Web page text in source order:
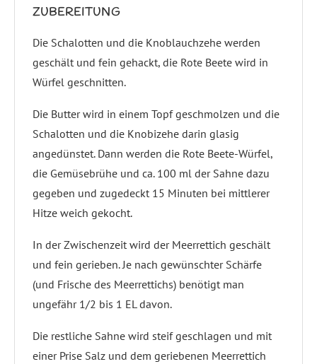
ZUBEREITUNG
Die Schalotten und die Knoblauchzehe werden
geschält und fein gehackt, die Rote Beete wird in
Würfel geschnitten.
Die Butter wird in einem Topf geschmolzen und die
Schalotten und die Knobizehe darin glasig
angedünstet. Dann werden die Rote Beete-Würfel,
die Gemüsebrühe und ca. 100 ml der Sahne dazu
gegeben und zugedeckt 15 Minuten bei mittlerer
Hitze weich gekocht.
In der Zwischenzeit wird der Meerrettich geschält
und fein gerieben. Je nach gewünschter Schärfe
(und Frische des Meerrettichs) benötigt man
ungefähr 1/2 bis 1 EL davon.
Die restliche Sahne wird steif geschlagen und mit
einer Prise Salz und dem geriebenen Meerrettich